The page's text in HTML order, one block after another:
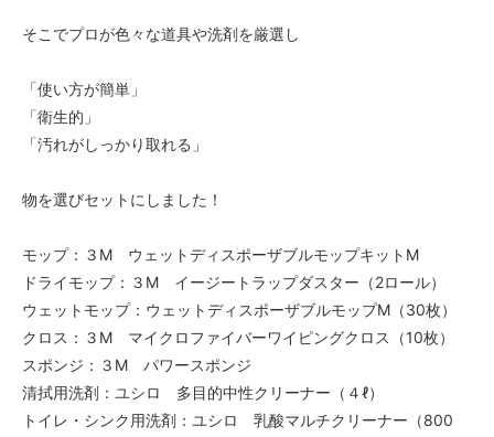
そこでプロが色々な道具や洗剤を厳選し
「使い方が簡単」
「衛生的」
「汚れがしっかり取れる」
物を選びセットにしました！
モップ：３M ウェットディスポーザブルモップキットM
ドライモップ：３M イージートラップダスター（2ロール）
ウェットモップ：ウェットディスポーザブルモップM（30枚）
クロス：３M マイクロファイバーワイピングクロス（10枚）
スポンジ：３M パワースポンジ
清拭用洗剤：ユシロ 多目的中性クリーナー（４ℓ）
トイレ・シンク用洗剤：ユシロ 乳酸マルチクリーナー（800